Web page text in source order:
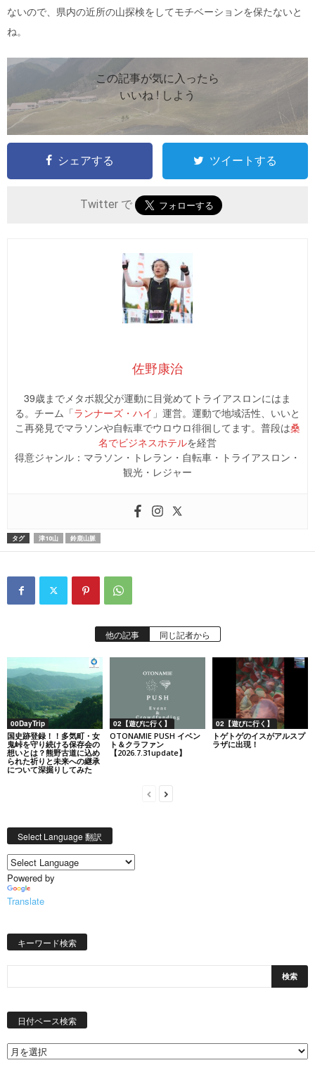
ないので、県内の近所の山探検をしてモチベーションを保たないと
ね。
この記事が気に入ったら
いいね ! しよう
シェアする ツイートする
Twitter で
佐野康治
39歳までメタボ親父が運動に目覚めてトライアスロンにはま
る。チーム「ランナーズ・ハイ 」運営。運動で地域活性、いいと
こ再発見でマラソンや自転車でウロウロ徘徊してます。普段は桑
名でビジネスホテルを経営
得意ジャンル：マラソン・トレラン・自転車・トライアスロン・
観光・レジャー
タグ 津10山 鈴鹿山脈
他の記事 同じ記者から
00DayTrip
国史跡登録！！多気町・女
鬼峠を守り続ける保存会の
想いとは？熊野古道に込め
られた祈りと未来への継承
について深掘りしてみた
02【遊びに行く】
OTONAMIE PUSH イベン
ト＆クラファン
【2026.7.31update】
02【遊びに行く】
トゲトゲのイスがアルスプ
ラザに出現！
Select Language 翻訳
Powered by
Translate
キーワード検索
日付ベース検索